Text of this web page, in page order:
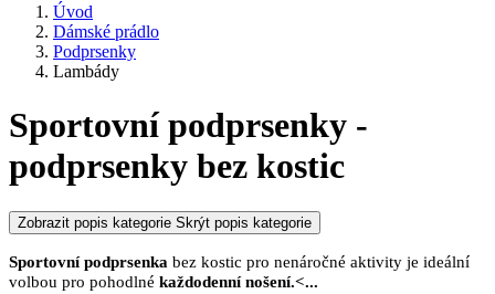
Úvod
Dámské prádlo
Podprsenky
Lambády
Sportovní podprsenky -
podprsenky bez kostic
Zobrazit popis kategorie Skrýt popis kategorie
Sportovní podprsenka bez kostic pro nenáročné aktivity je ideální
volbou pro pohodlné každodenní nošení.<...